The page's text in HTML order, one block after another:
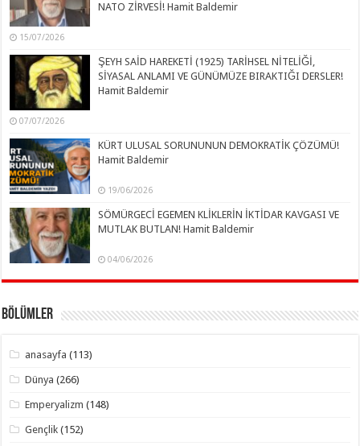
NATO ZİRVESİ! Hamit Baldemir
15/07/2026
ŞEYH SAİD HAREKETİ (1925) TARİHSEL NİTELİĞİ,
SİYASAL ANLAMI VE GÜNÜMÜZE BIRAKTIĞI DERSLER!
Hamit Baldemir
07/07/2026
KÜRT ULUSAL SORUNUNUN DEMOKRATİK ÇÖZÜMÜ!
Hamit Baldemir
19/06/2026
SÖMÜRGECİ EGEMEN KLİKLERİN İKTİDAR KAVGASI VE
MUTLAK BUTLAN! Hamit Baldemir
04/06/2026
Bölümler
anasayfa (113)
Dünya (266)
Emperyalizm (148)
Gençlik (152)